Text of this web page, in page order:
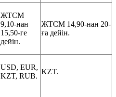
ЖТСМ
9,10-нан
15,50-ге
дейін.
ЖТСМ 14,90-нан 20-
ға дейін.
USD, EUR,
KZT, RUB.
KZT.